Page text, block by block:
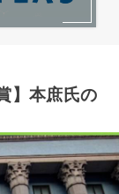
】本庶氏の